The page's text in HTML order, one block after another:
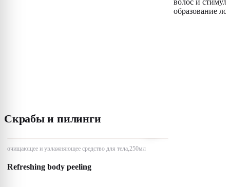
волос и
образование
Скрабы и пилинги
очищающее и увлажняющее средство для тела,250мл
Refreshing body peeling